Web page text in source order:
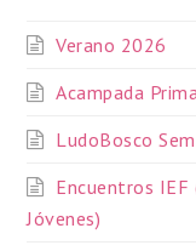
Verano 2026
Acampada
LudoBosco
Encuentros IEF
Jóvenes)